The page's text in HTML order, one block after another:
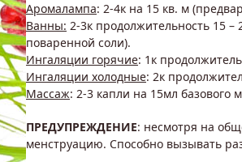
Аромалампа: 2-4к на 15 кв. м
Ванны: 2-3к продолжительность 15
поваренной соли).
Ингаляции горячие: 1к
Ингаляции холодные: 2к
Массаж: 2-3 капли на 15мл базового
ПРЕДУПРЕЖДЕНИЕ: несмотря на
менструацию. Способно вызывать